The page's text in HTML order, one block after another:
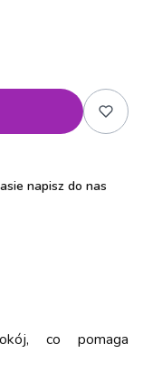
napisz do nas
co pomaga